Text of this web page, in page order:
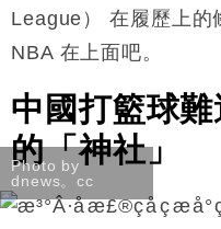
League） 在履歷上的
NBA 在上面吧。
中國打籃球難
的「神社」
Photo by
dnews。cc